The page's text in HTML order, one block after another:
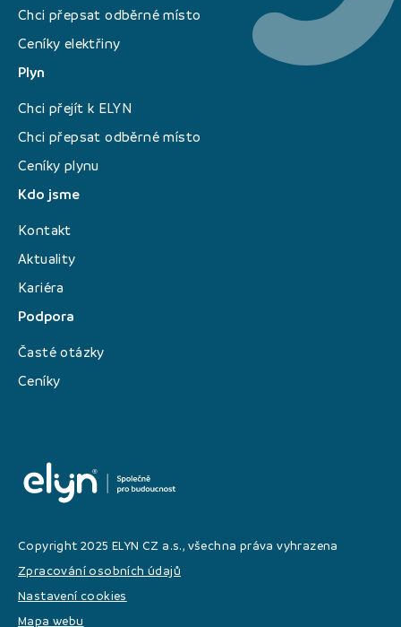
Chci přepsat odběrné místo
Ceníky elektřiny
Plyn
Chci přejít k ELYN
Chci přepsat odběrné místo
Ceníky plynu
Kdo jsme
Kontakt
Aktuality
Kariéra
Podpora
Časté otázky
Ceníky
Copyright 2025 ELYN CZ a.s., všechna práva vyhrazena
Zpracování osobních údajů
Nastavení cookies
Mapa webu